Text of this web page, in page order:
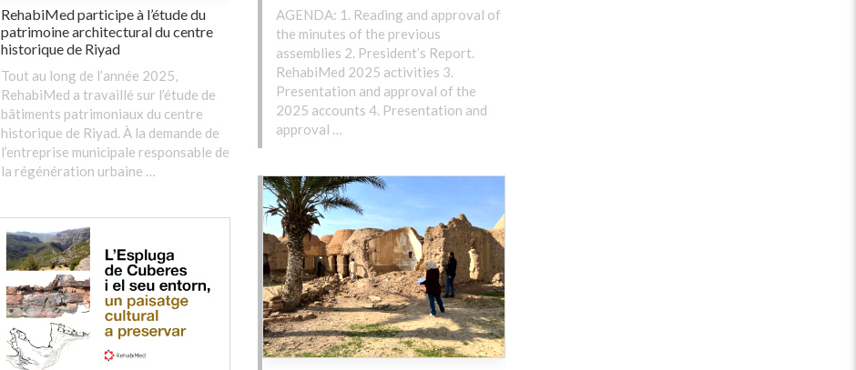
RehabiMed participe à l’étude du
patrimoine architectural du centre
historique de Riyad
Tout au long de l’année 2025,
RehabiMed a travaillé sur l’étude de
bâtiments patrimoniaux du centre
historique de Riyad. À la demande de
l’entreprise municipale responsable de
la régénération urbaine …
AGENDA: 1. Reading and approval of
the minutes of the previous
assemblies 2. President’s Report.
RehabiMed 2025 activities 3.
Presentation and approval of the
2025 accounts 4. Presentation and
approval …